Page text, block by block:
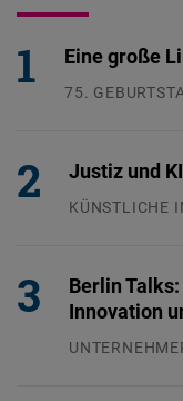
Eine große
75.
Justiz und KI
KÜNSTLICHE
Berlin
Innovation